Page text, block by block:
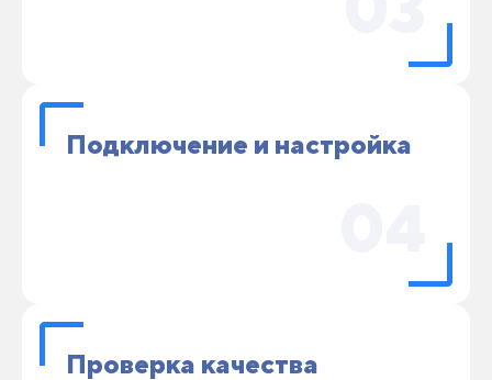
Подключение и настройка
Проверка качества